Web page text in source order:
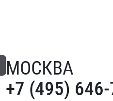
МОСКВА
+7 (495)